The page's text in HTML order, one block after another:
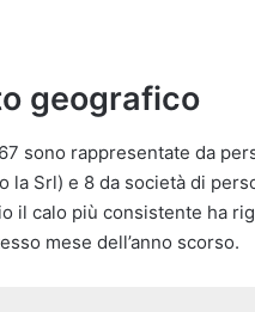
geografico
sono rappresentate da
la Srl) e 8 da società di
il calo più consistente ha
mese dell’anno scorso.